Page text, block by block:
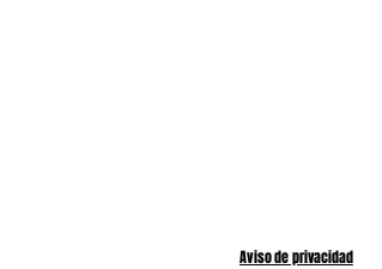
Aviso de privacidad